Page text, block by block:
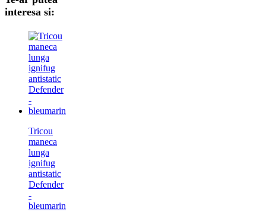
interesa si:
Tricou
maneca
lunga
ignifug
antistatic
Defender
-
bleumarin